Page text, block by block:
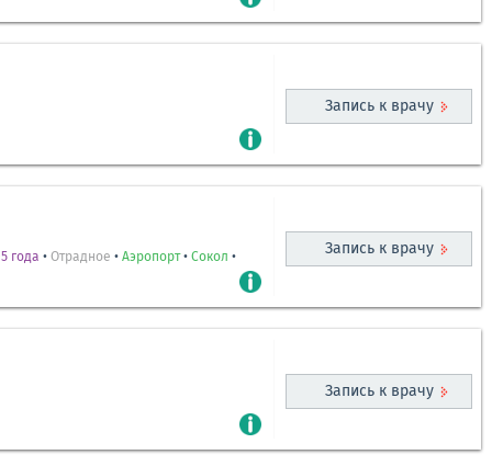
Запись к врачу
года • Отрадное • Аэропорт• Сокол •
Запись к врачу
Запись к врачу